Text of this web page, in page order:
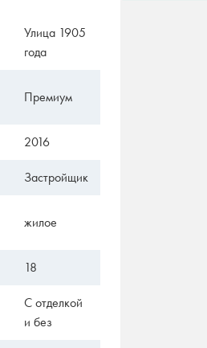
Улица 1905
года
Премиум
2016
Застройщик
жилое
18
С отделкой
и без